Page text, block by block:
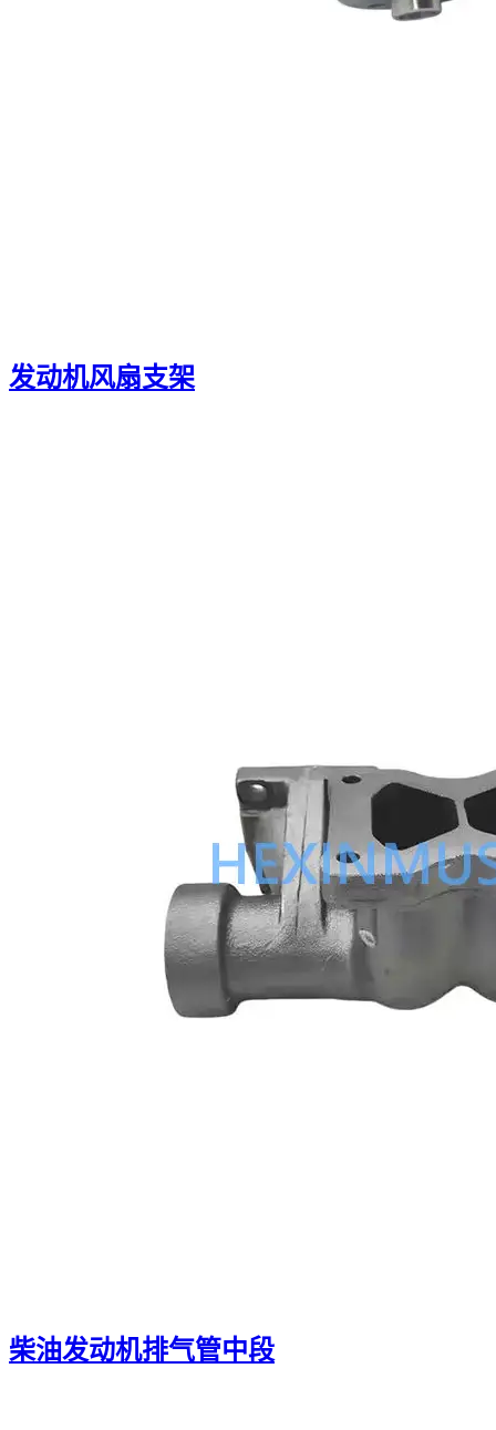
发动机风扇支架
柴油发动机排气管中段